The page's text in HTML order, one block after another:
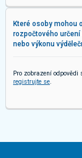
Které osoby mohou
rozpočtového
nebo výkonu
Pro zobrazení odpovědi
registrujte se